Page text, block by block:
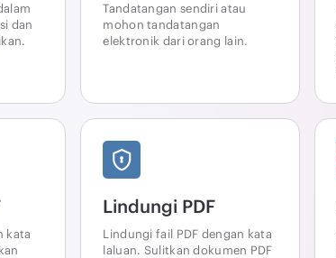
dan
Tandatangan sendiri atau
mohon tandatangan
elektronik dari orang lain.
kata
Lindungi PDF
Lindungi fail PDF dengan kata
laluan. Sulitkan dokumen PDF